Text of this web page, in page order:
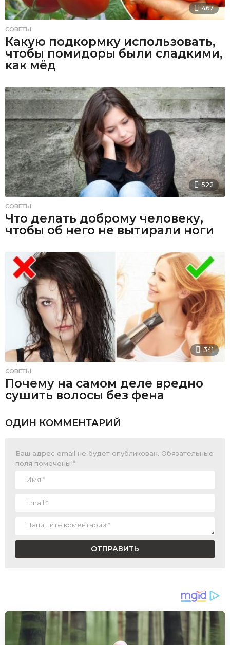
467
СОВЕТЫ
Какую подкормку использовать,
чтобы помидоры были сладкими,
как мёд
522
СОВЕТЫ
Что делать доброму человеку,
чтобы об него не вытирали ноги
341
СОВЕТЫ
Почему на самом деле вредно
сушить волосы без фена
ОДИН КОММЕНТАРИЙ
Ваш адрес email не будет опубликован. Обязательные
поля помечены *